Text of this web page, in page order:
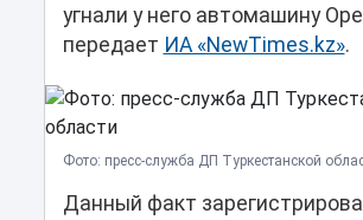
угнали у него автомашину
передает ИА «NewTimes.kz».
Фото: пресс-служба ДП Туркестанской
Данный факт